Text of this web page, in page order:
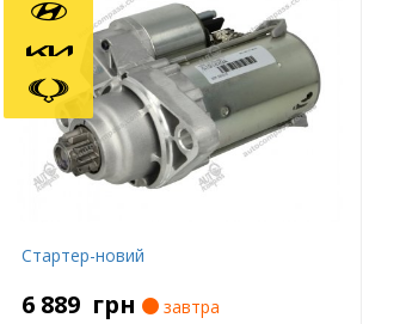
Стартер-новий
6 889 грн
завтра